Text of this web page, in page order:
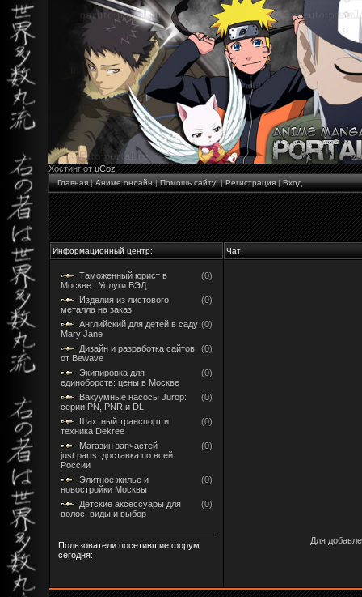
Хостинг отuCoz
Главная|Аниме онлайн|Помощь сайту!|Регистрация|Вход
Информационный центр: Чат:
Таможенный юрист в
Москве | Услуги ВЭД
(0)
Изделия из листового
металла на заказ
(0)
Английский для детей в саду
Mary Jane
(0)
Дизайн и разработка сайтов
от Bewave
(0)
Экипировка для
единоборств: цены в Москве
(0)
Вакуумные насосы Jurop:
серии PN, PNR и DL
(0)
Шахтный транспорт и
техника Dekree
(0)
Магазин запчастей
just.parts: доставка по всей
России
(0)
Элитное жилье и
новостройки Москвы
(0)
Детские аксессуары для
волос: виды и выбор
(0)
Пользователи посетившие форум
сегодня:
Для